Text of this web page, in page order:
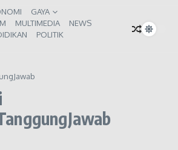
GAYA
MULTIMEDIA
NEWS
POLITIK